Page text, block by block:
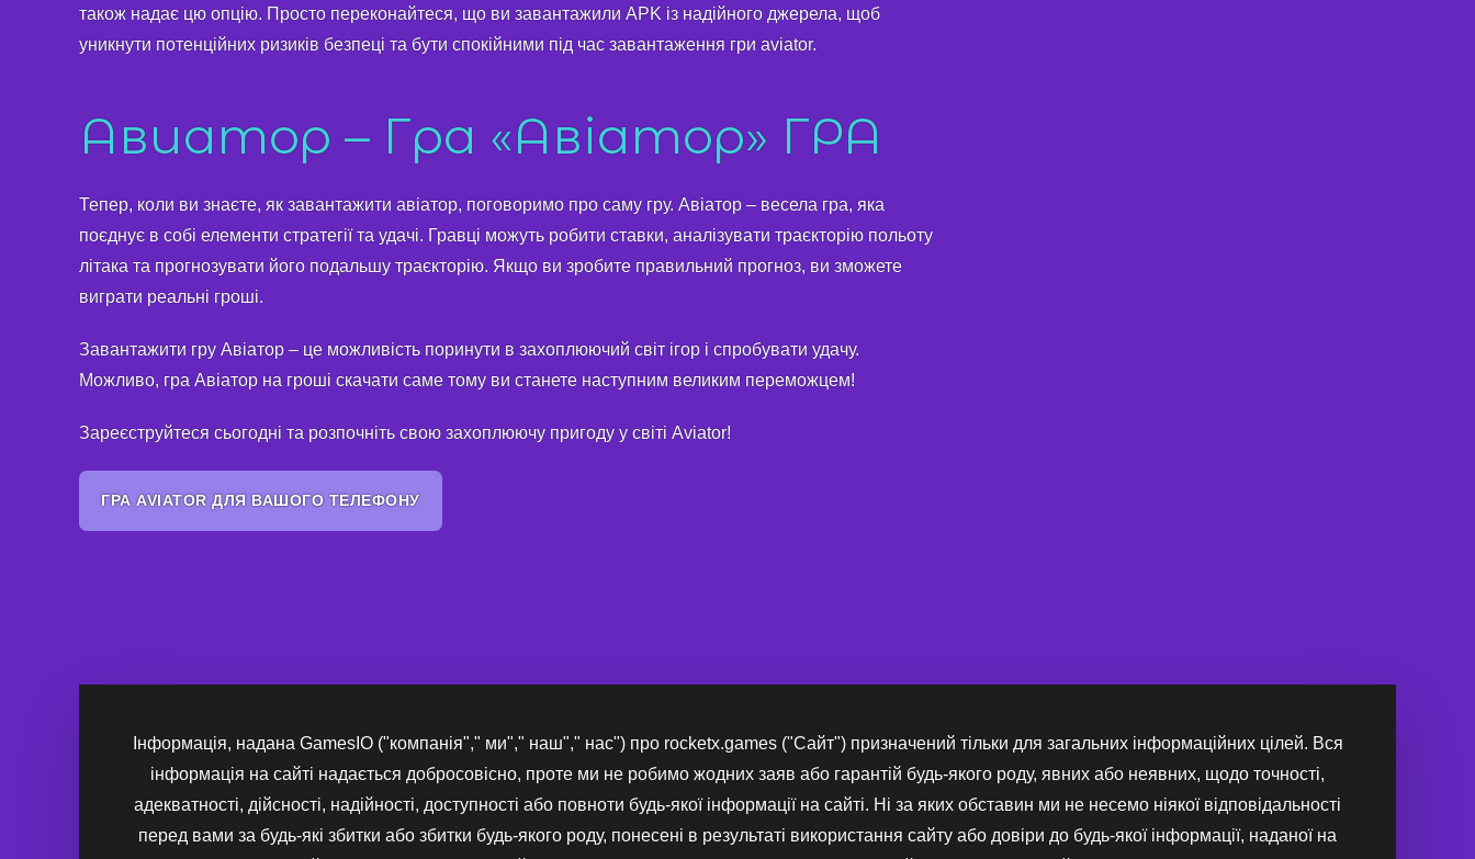
також надає цю опцію. Просто переконайтеся, що ви завантажили APK із надійного джерела, щоб
уникнути потенційних ризиків безпеці та бути спокійними під час завантаження гри aviator.
Авиатор – Гра «Авіатор» ГРА
Тепер, коли ви знаєте, як завантажити авіатор, поговоримо про саму гру. Авіатор – весела гра, яка
поєднує в собі елементи стратегії та удачі. Гравці можуть робити ставки, аналізувати траєкторію польоту
літака та прогнозувати його подальшу траєкторію. Якщо ви зробите правильний прогноз, ви зможете
виграти реальні гроші.
Завантажити гру Авіатор – це можливість поринути в захоплюючий світ ігор і спробувати удачу.
Можливо, гра Авіатор на гроші скачати саме тому ви станете наступним великим переможцем!
Зареєструйтеся сьогодні та розпочніть свою захоплюючу пригоду у світі Aviator!
ГРА AVIATOR ДЛЯ ВАШОГО ТЕЛЕФОНУ
Інформація, надана GamesIO ("компанія"," ми"," наш"," нас") про rocketx.games ("Сайт") призначений тільки для загальних інформаційних цілей. Вся
інформація на сайті надається добросовісно, проте ми не робимо жодних заяв або гарантій будь-якого роду, явних або неявних, щодо точності,
адекватності, дійсності, надійності, доступності або повноти будь-якої інформації на сайті. Ні за яких обставин ми не несемо ніякої відповідальності
перед вами за будь-які збитки або збитки будь-якого роду, понесені в результаті використання сайту або довіри до будь-якої інформації, наданої на